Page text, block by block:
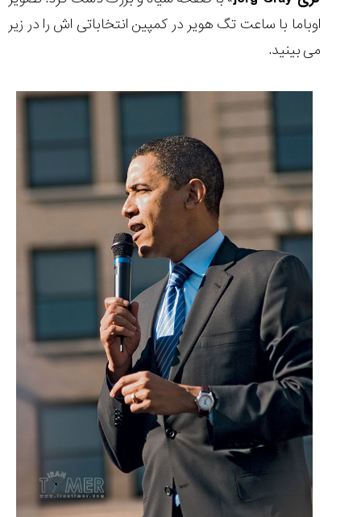
اوباما با ساعت تگ هویر در کمپین انتخاباتی اش را در زیر
می بینید.